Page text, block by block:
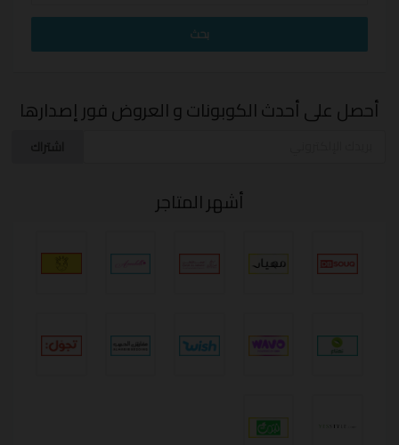
أحصل على أحدث الكوبونات و العروض فور إصدارها
أشهر المتاجر